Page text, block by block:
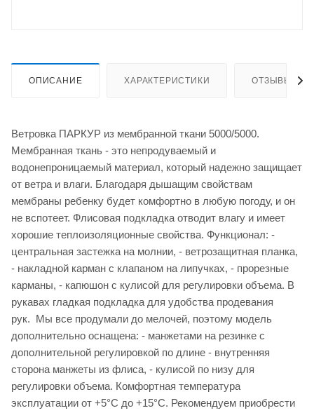
ОПИСАНИЕ ХАРАКТЕРИСТИКИ ОТЗЫВЫ
Ветровка ПАРКУР из мембранной ткани 5000/5000.
Мембранная ткань - это непродуваемый и
водонепроницаемый материал, который надежно защищает
от ветра и влаги. Благодаря дышащим свойствам
мембраны ребенку будет комфортно в любую погоду, и он
не вспотеет. Флисовая подкладка отводит влагу и имеет
хорошие теплоизоляционные свойства. Функционал: -
центральная застежка на молнии, - ветрозащитная планка,
- накладной карман с клапаном на липучках, - прорезные
карманы, - капюшон с кулисой для регулировки объема. В
рукавах гладкая подкладка для удобства продевания
рук. Мы все продумали до мелочей, поэтому модель
дополнительно оснащена: - манжетами на резинке с
дополнительной регулировкой по длине - внутренняя
сторона манжеты из флиса, - кулисой по низу для
регулировки объема. Комфортная температура
эксплуатации от +5°С до +15°С. Рекомендуем приобрести